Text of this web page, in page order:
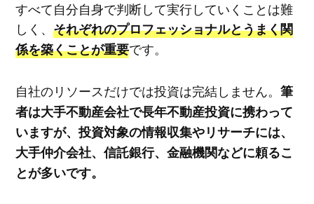
すべて自分自身で判断して実行していくことは難
しく、 それぞれのプロフェッショナルとうまく関
係を築くことが重要です。
自社のリソースだけでは投資は完結しません。 筆
者は大手不動産会社で長年不動産投資に携わって
いますが、投資対象の情報収集やリサーチには、
大手仲介会社、信託銀行、金融機関などに頼るこ
とが多いです。